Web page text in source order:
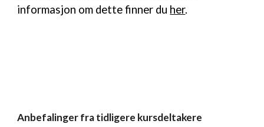
informasjon om dette finner du her.
Anbefalinger fra tidligere kursdeltakere